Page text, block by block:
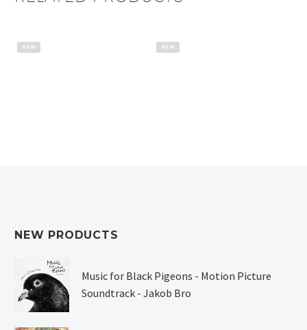
Pierre Christin –
NEW
Milan Hulsing –
NEW
Hervé Bourhis – Paul
NEW PRODUCTS
Music for Black Pigeons - Motion Picture
Soundtrack - Jakob Bro